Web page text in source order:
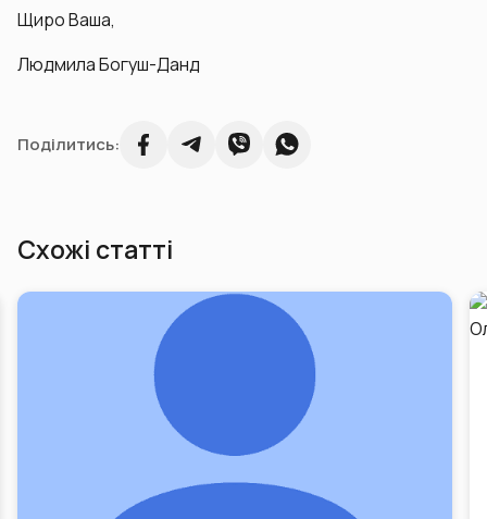
Щиро Ваша,
Людмила Богуш-Данд
Поділитись:
Схожі статті